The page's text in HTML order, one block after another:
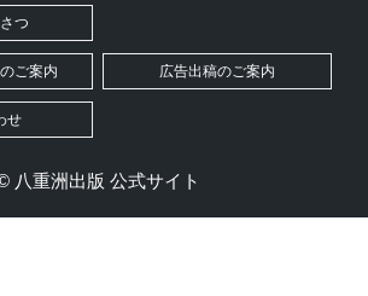
つ
ご案内 広告出稿のご案内
せ
八重洲出版 公式サイト